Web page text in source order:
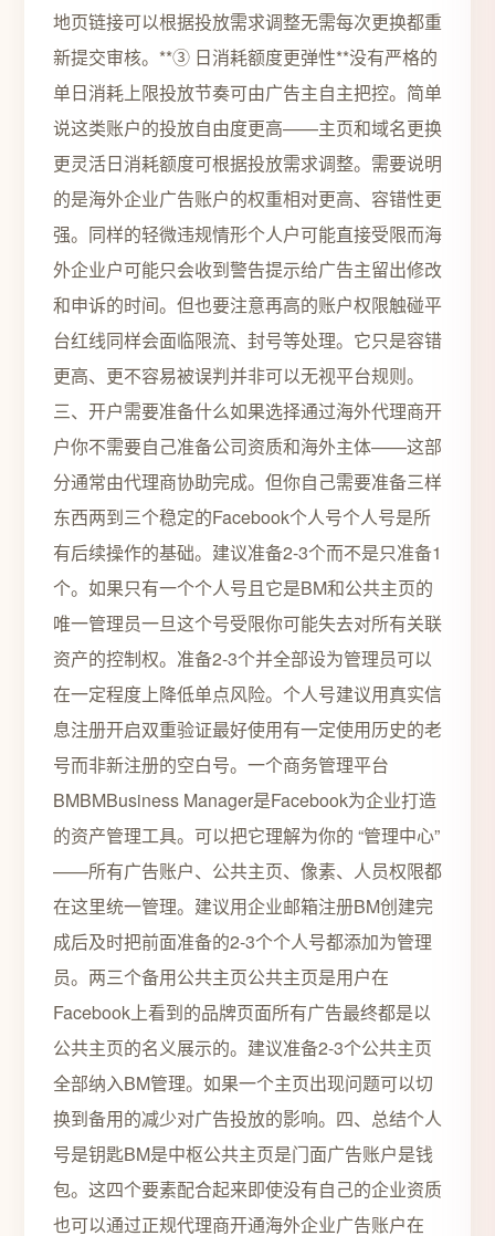
地页链接可以根据投放需求调整无需每次更换都重
新提交审核。**③ 日消耗额度更弹性**没有严格的
单日消耗上限投放节奏可由广告主自主把控。简单
说这类账户的投放自由度更高——主页和域名更换
更灵活日消耗额度可根据投放需求调整。需要说明
的是海外企业广告账户的权重相对更高、容错性更
强。同样的轻微违规情形个人户可能直接受限而海
外企业户可能只会收到警告提示给广告主留出修改
和申诉的时间。但也要注意再高的账户权限触碰平
台红线同样会面临限流、封号等处理。它只是容错
更高、更不容易被误判并非可以无视平台规则。
三、开户需要准备什么如果选择通过海外代理商开
户你不需要自己准备公司资质和海外主体——这部
分通常由代理商协助完成。但你自己需要准备三样
东西两到三个稳定的Facebook个人号个人号是所
有后续操作的基础。建议准备2-3个而不是只准备1
个。如果只有一个个人号且它是BM和公共主页的
唯一管理员一旦这个号受限你可能失去对所有关联
资产的控制权。准备2-3个并全部设为管理员可以
在一定程度上降低单点风险。个人号建议用真实信
息注册开启双重验证最好使用有一定使用历史的老
号而非新注册的空白号。一个商务管理平台
BMBMBusiness Manager是Facebook为企业打造
的资产管理工具。可以把它理解为你的 “管理中心”
——所有广告账户、公共主页、像素、人员权限都
在这里统一管理。建议用企业邮箱注册BM创建完
成后及时把前面准备的2-3个个人号都添加为管理
员。两三个备用公共主页公共主页是用户在
Facebook上看到的品牌页面所有广告最终都是以
公共主页的名义展示的。建议准备2-3个公共主页
全部纳入BM管理。如果一个主页出现问题可以切
换到备用的减少对广告投放的影响。四、总结个人
号是钥匙BM是中枢公共主页是门面广告账户是钱
包。这四个要素配合起来即使没有自己的企业资质
也可以通过正规代理商开通海外企业广告账户在